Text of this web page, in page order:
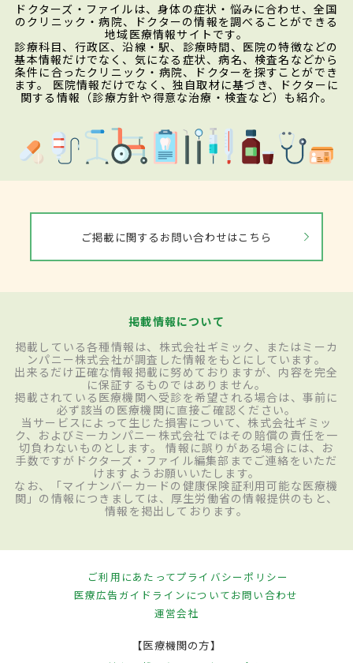
ドクターズ・ファイルは、身体の症状・悩みに合わせ、全国
のクリニック・病院、ドクターの情報を調べることができる
地域医療情報サイトです。
診療科目、行政区、沿線・駅、診療時間、医院の特徴などの
基本情報だけでなく、気になる症状、病名、検査名などから
条件に合ったクリニック・病院、ドクターを探すことができ
ます。 医院情報だけでなく、独自取材に基づき、ドクターに
関する情報（診療方針や得意な治療・検査など）も紹介。
ご掲載に関するお問い合わせはこちら
掲載情報について
掲載している各種情報は、株式会社ギミック、またはミーカ
ンパニー株式会社が調査した情報をもとにしています。
出来るだけ正確な情報掲載に努めておりますが、内容を完全
に保証するものではありません。
掲載されている医療機関へ受診を希望される場合は、事前に
必ず該当の医療機関に直接ご確認ください。
当サービスによって生じた損害について、株式会社ギミッ
ク、およびミーカンパニー株式会社ではその賠償の責任を一
切負わないものとします。 情報に誤りがある場合には、お
手数ですがドクターズ・ファイル編集部までご連絡をいただ
けますようお願いいたします。
なお、「マイナンバーカードの健康保険証利用可能な医療機
関」の情報につきましては、厚生労働省の情報提供のもと、
情報を掲出しております。
ご利用にあたってプライバシーポリシー
医療広告ガイドラインについてお問い合わせ
運営会社
【医療機関の方】